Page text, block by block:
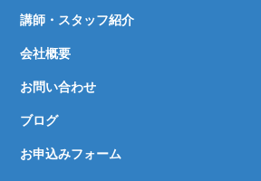
講師・スタッフ紹介
会社概要
お問い合わせ
ブログ
お申込みフォーム